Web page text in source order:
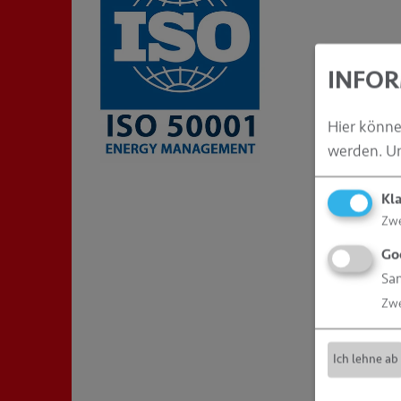
Hier
werden.
Ich lehne ab